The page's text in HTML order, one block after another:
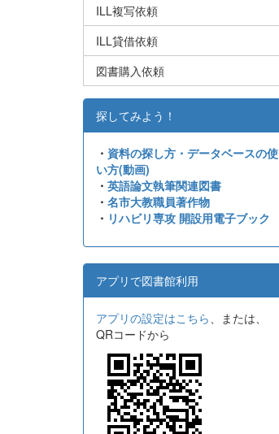
ILL複写依頼
ILL貸借依頼
図書購入依頼
探してみよう！
・ 資料の探し方・データベースの使
い方(動画)
・ 英語論文執筆関連図書
・ 名市大教職員著作物
・ リハビリ専攻 開設用電子ブック
アプリで図書館利用
アプリの設定はこちら、または、
QRコードから